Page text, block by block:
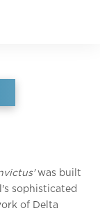
was built
sophisticated
of Delta